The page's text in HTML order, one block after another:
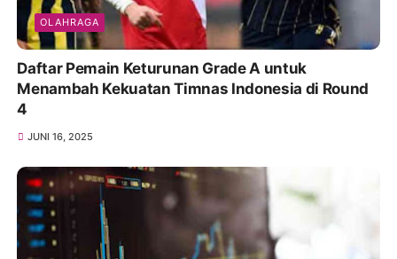
OLAHRAGA
Daftar Pemain Keturunan Grade A untuk
Menambah Kekuatan Timnas Indonesia di Round
4
JUNI 16, 2025